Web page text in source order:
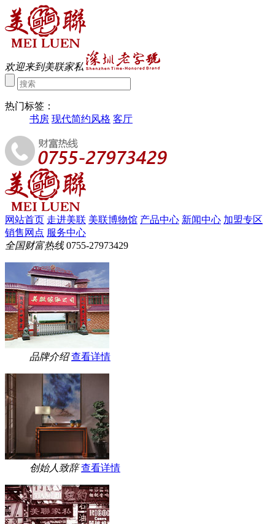
欢迎来到美联家私
热门标签：
书房 现代简约风格 客厅
网站首页 走进美联 美联博物馆 产品中心 新闻中心 加盟专区
销售网点 服务中心
全国财富热线 0755-27973429
品牌介绍 查看详情
创始人致辞 查看详情